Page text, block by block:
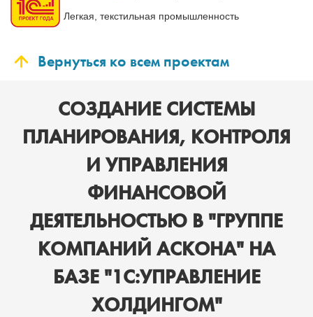
Легкая, текстильная промышленность
Вернуться ко всем проектам
СОЗДАНИЕ СИСТЕМЫ
ПЛАНИРОВАНИЯ, КОНТРОЛЯ
И УПРАВЛЕНИЯ
ФИНАНСОВОЙ
ДЕЯТЕЛЬНОСТЬЮ В "ГРУППЕ
КОМПАНИЙ АСКОНА" НА
БАЗЕ "1С:УПРАВЛЕНИЕ
ХОЛДИНГОМ"